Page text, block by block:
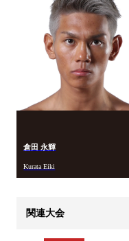
倉田 永輝
Kurata Eiki
関連大会